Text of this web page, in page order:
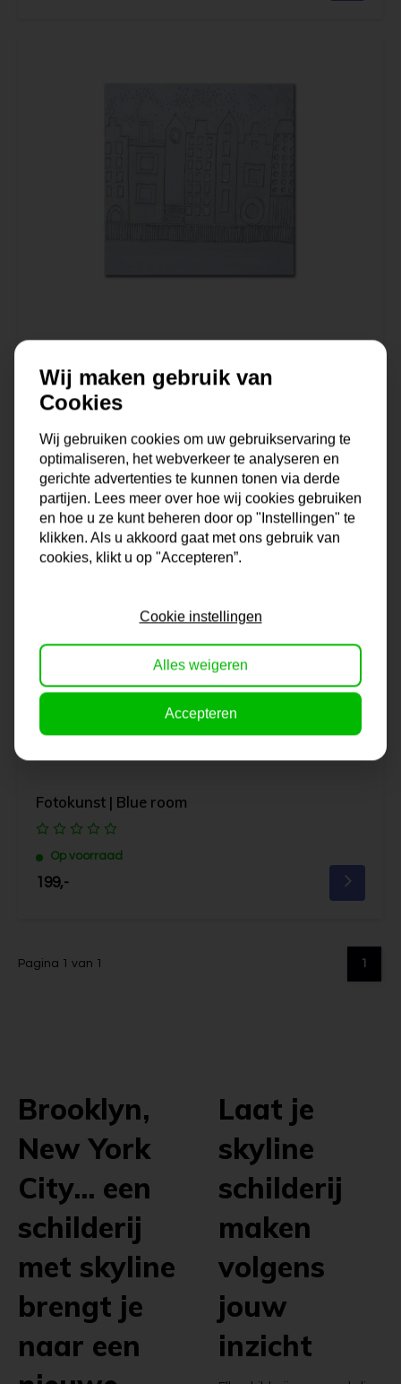
Op voorraad
99,95
Fotokunst | Blue room
Op voorraad
199,-
Pagina 1 van 1 1
Brooklyn,
New York
City... een
schilderij
met skyline
brengt je
naar een
Laat je
skyline
schilderij
maken
volgens
jouw
inzicht
Wij maken gebruik van
Cookies
Wij gebruiken cookies om uw gebruikservaring te
optimaliseren, het webverkeer te analyseren en
gerichte advertenties te kunnen tonen via derde
partijen. Lees meer over hoe wij cookies gebruiken
en hoe u ze kunt beheren door op "Instellingen" te
klikken. Als u akkoord gaat met ons gebruik van
cookies, klikt u op "Accepteren”.
Cookie instellingen
Alles weigeren
Accepteren